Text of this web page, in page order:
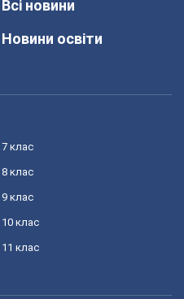
Всі новини
Новини освіти
7 клас
8 клас
9 клас
10 клас
11 клас